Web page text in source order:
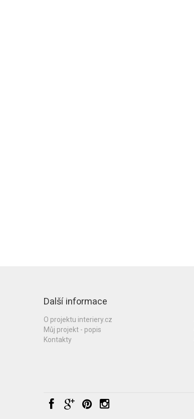
Další informace
O projektu interiery.cz
Můj projekt - popis
Kontakty